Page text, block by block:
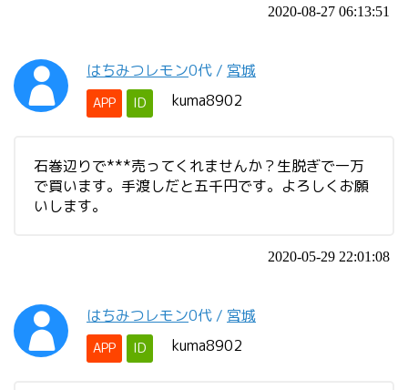
2020-08-27 06:13:51
はちみつレモン0代 / 宮城
APP ID kuma8902
石巻辺りで***売ってくれませんか？生脱ぎで一万
で買います。手渡しだと五千円です。よろしくお願
いします。
2020-05-29 22:01:08
はちみつレモン0代 / 宮城
APP ID kuma8902